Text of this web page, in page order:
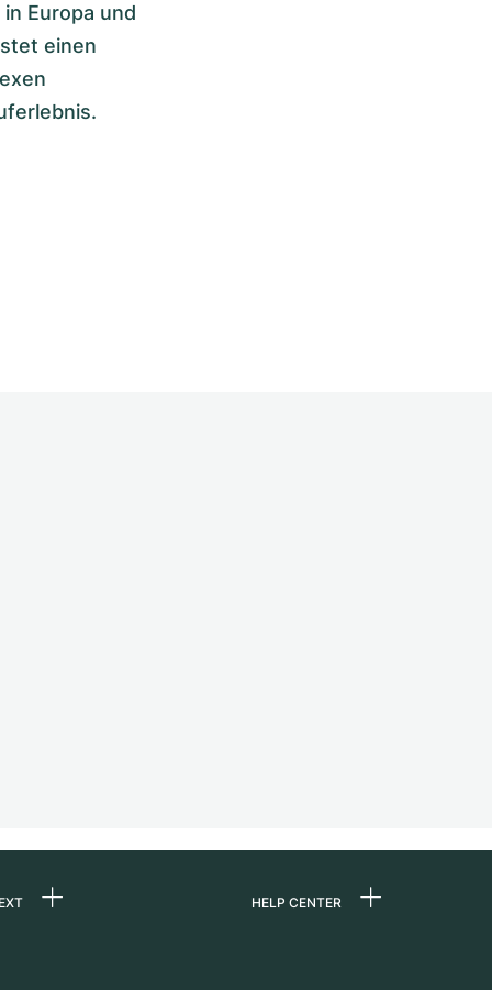
Europa und
einen
HELP CENTER